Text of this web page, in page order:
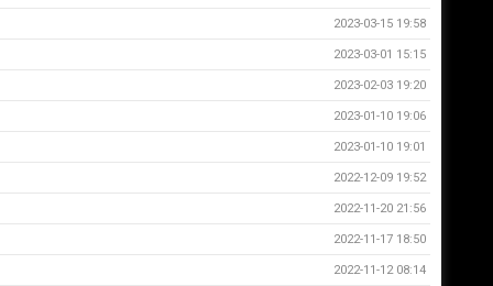
2023-03-15 19:58
2023-03-01 15:15
2023-02-03 19:20
2023-01-10 19:06
2023-01-10 19:01
2022-12-09 19:52
2022-11-20 21:56
2022-11-17 18:50
2022-11-12 08:14